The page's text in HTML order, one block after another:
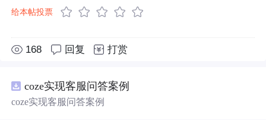
给本帖投票
168 回复 打赏
coze实现客服问答案例
coze实现客服问答案例